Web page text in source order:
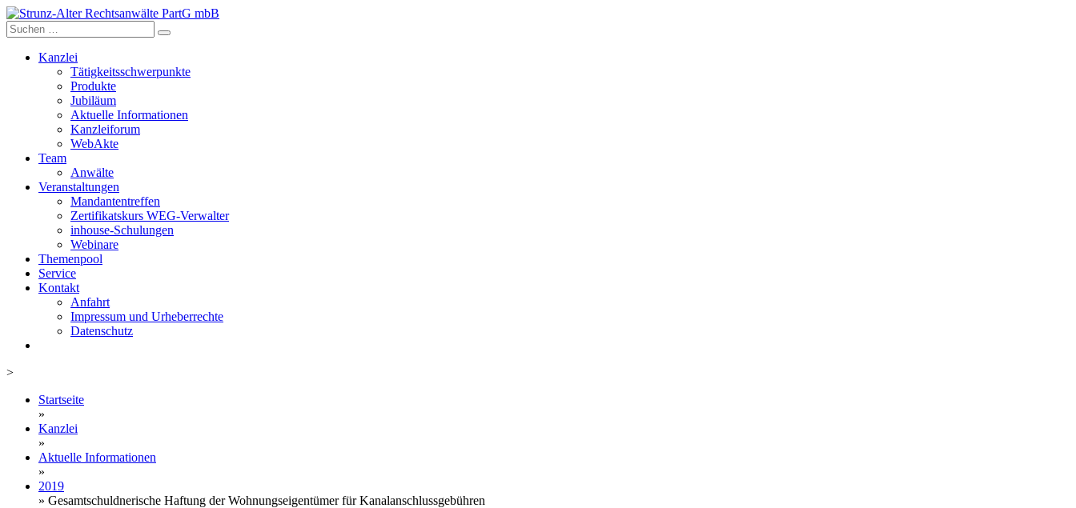
Skip
to
content
Kanzlei
Tätigkeitsschwerpunkte
Produkte
Jubiläum
Aktuelle Informationen
Kanzleiforum
WebAkte
Team
Anwälte
Veranstaltungen
Mandantentreffen
Zertifikatskurs WEG-Verwalter
inhouse-Schulungen
Webinare
Themenpool
Service
Kontakt
Anfahrt
Impressum und Urheberrechte
Datenschutz
>
Startseite
»
Kanzlei
»
Aktuelle Informationen
»
2019
» Gesamtschuldnerische Haftung der Wohnungseigentümer für Kanalanschlussgebühren